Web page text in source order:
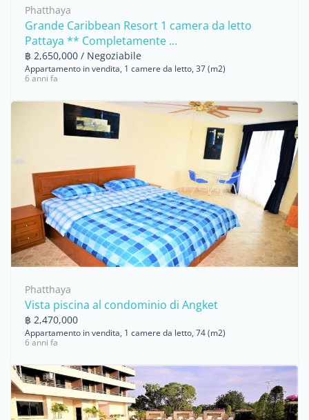
Phatthaya
Grande Caribbean Resort 1 camera da letto
Pattaya ** Completamente ...
฿ 2,650,000 / Negoziabile
Appartamento in vendita, 1 camere da letto, 37 (m2)
6 anni fa
Phatthaya
Vista piscina al condominio di Angket
฿ 2,470,000
Appartamento in vendita, 1 camere da letto, 74 (m2)
6 anni fa